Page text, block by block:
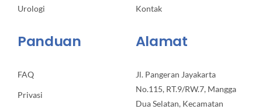
Urologi Kontak
Panduan
FAQ
Privasi
Alamat
Jl. Pangeran Jayakarta
No.115, RT.9/RW.7, Mangga
Dua Selatan, Kecamatan